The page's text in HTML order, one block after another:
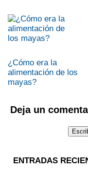
¿Cómo era la
alimentación de los
mayas?
Deja un
ENTRADAS